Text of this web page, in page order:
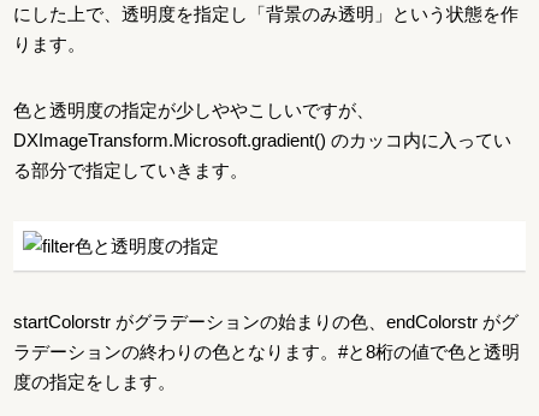
にした上で、透明度を指定し「背景のみ透明」という状態を作
ります。
色と透明度の指定が少しややこしいですが、
DXImageTransform.Microsoft.gradient() のカッコ内に入ってい
る部分で指定していきます。
startColorstr がグラデーションの始まりの色、endColorstr がグ
ラデーションの終わりの色となります。#と8桁の値で色と透明
度の指定をします。